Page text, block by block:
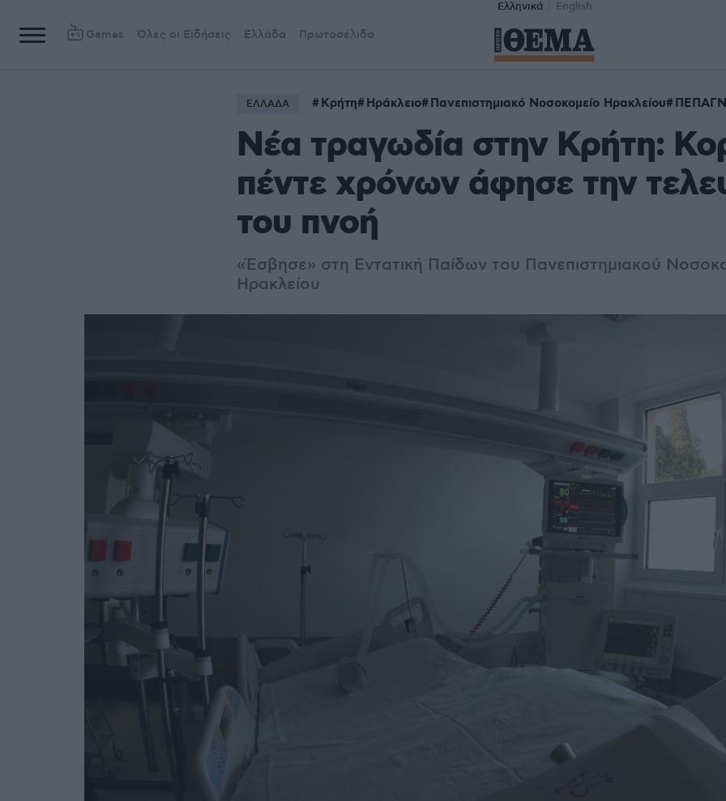
Ελληνικά English
Games Όλες οι Ειδήσεις Ελλάδα Πρωτοσέλιδα
ΕΛΛΑΔΑ Κρήτη Ηράκλειο Πανεπιστημιακό Νοσοκομείο Ηρακλείου
Νέα τραγωδία στην Κρήτη:
πέντε χρόνων άφησε την
του πνοή
«Έσβησε» στη Εντατική Παίδων του Πανεπιστημιακού
Ηρακλείου